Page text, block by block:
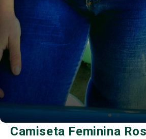
Camiseta Feminina